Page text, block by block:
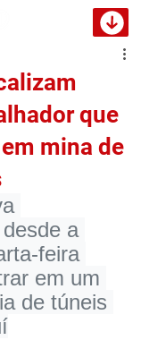
que
mina de
a
feira
em um
de túneis